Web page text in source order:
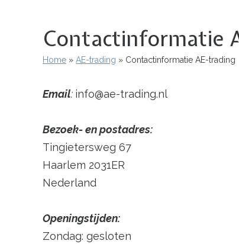
Contactinformatie
Kruimelpad
Home AE-trading Contactinformatie AE-trading
Email: info@ae-trading.nl
Bezoek- en postadres:
Tingietersweg 67
Haarlem 2031ER
Nederland
Openingstijden:
Zondag: gesloten